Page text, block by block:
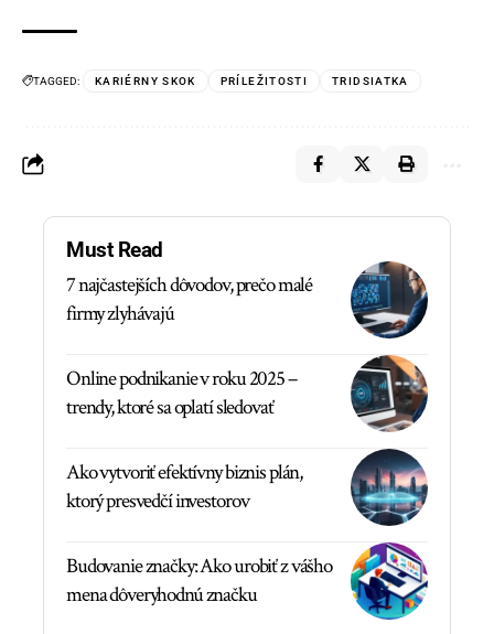
TAGGED: KARIÉRNY SKOK PRÍLEŽITOSTI TRIDSIATKA
Must Read
7 najčastejších dôvodov, prečo malé
firmy zlyhávajú
Online podnikanie v roku 2025 –
trendy, ktoré sa oplatí sledovať
Ako vytvoriť efektívny biznis plán,
ktorý presvedčí investorov
Budovanie značky: Ako urobiť z vášho
mena dôveryhodnú značku